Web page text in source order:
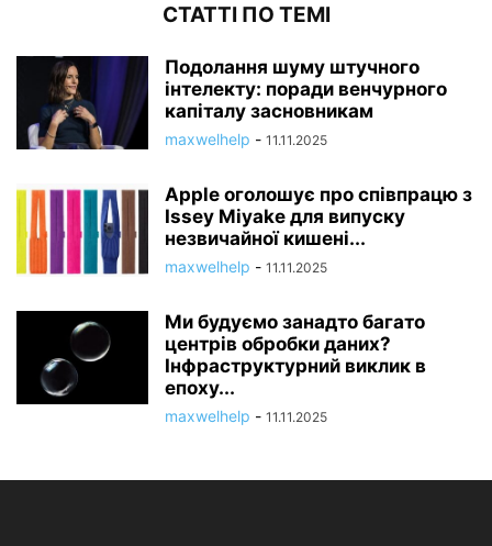
СТАТТІ ПО ТЕМІ
Подолання шуму штучного
інтелекту: поради венчурного
капіталу засновникам
maxwelhelp - 11.11.2025
Apple оголошує про співпрацю з
Issey Miyake для випуску
незвичайної кишені...
maxwelhelp - 11.11.2025
Ми будуємо занадто багато
центрів обробки даних?
Інфраструктурний виклик в
епоху...
maxwelhelp - 11.11.2025